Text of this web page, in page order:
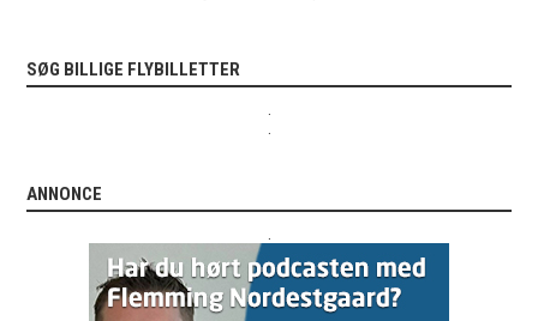
SØG BILLIGE FLYBILLETTER
ANNONCE